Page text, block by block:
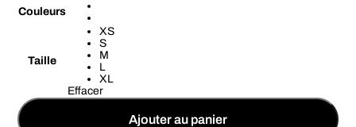
Couleurs
Taille
XS
S
M
L
XL
Effacer
Ajouter au panier